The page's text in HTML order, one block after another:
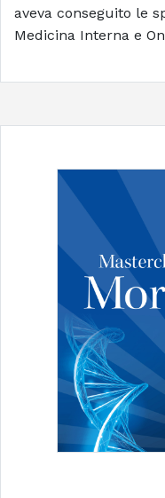
aveva conseguito le
Medicina Interna e